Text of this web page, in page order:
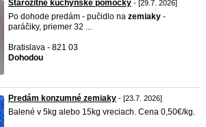
Starožitné kuchynské pomôcky - [29.7. 2026]
Po dohode predám - pučidlo na zemiaky -
paráčiky, priemer 32 ...
Bratislava - 821 03
Dohodou
Predám konzumné zemiaky - [23.7. 2026]
Balené v 5kg alebo 15kg vreciach. Cena 0,50€/kg.